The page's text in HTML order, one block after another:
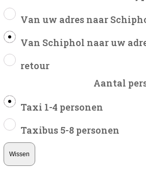
Van uw adres naar
Van Schiphol naar uw
retour
Aantal
Taxi 1-4 personen
Taxibus 5-8 personen
Wissen